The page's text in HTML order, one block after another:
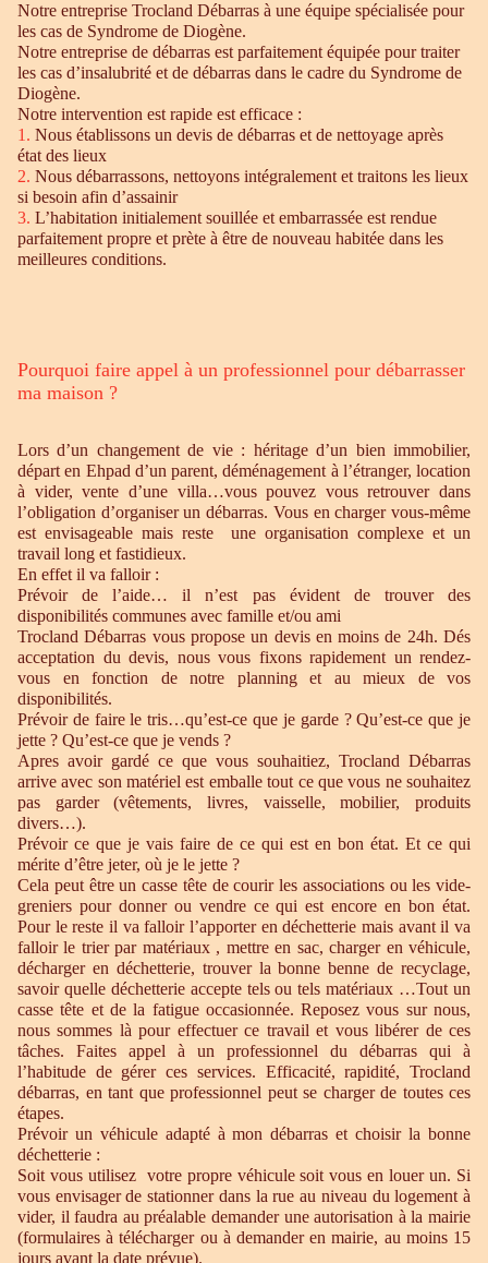
Notre entreprise Trocland Débarras à une équipe spécialisée pour
les cas de Syndrome de Diogène.
Notre entreprise de débarras est parfaitement équipée pour traiter
les cas d’insalubrité et de débarras dans le cadre du Syndrome de
Diogène.
Notre intervention est rapide est efficace :
1. Nous établissons un devis de débarras et de nettoyage après
état des lieux
2. Nous débarrassons, nettoyons intégralement et traitons les lieux
si besoin afin d’assainir
3. L’habitation initialement souillée et embarrassée est rendue
parfaitement propre et prète à être de nouveau habitée dans les
meilleures conditions.
Pourquoi faire appel à un professionnel pour débarrasser
ma maison ?
Lors d’un changement de vie : héritage d’un bien immobilier,
départ en Ehpad d’un parent, déménagement à l’étranger, location
à vider, vente d’une villa…vous pouvez vous retrouver dans
l’obligation d’organiser un débarras. Vous en charger vous-même
est envisageable mais reste une organisation complexe et un
travail long et fastidieux.
En effet il va falloir :
Prévoir de l’aide… il n’est pas évident de trouver des
disponibilités communes avec famille et/ou ami
Trocland Débarras vous propose un devis en moins de 24h. Dés
acceptation du devis, nous vous fixons rapidement un rendez-
vous en fonction de notre planning et au mieux de vos
disponibilités.
Prévoir de faire le tris…qu’est-ce que je garde ? Qu’est-ce que je
jette ? Qu’est-ce que je vends ?
Apres avoir gardé ce que vous souhaitiez, Trocland Débarras
arrive avec son matériel est emballe tout ce que vous ne souhaitez
pas garder (vêtements, livres, vaisselle, mobilier, produits
divers…).
Prévoir ce que je vais faire de ce qui est en bon état. Et ce qui
mérite d’être jeter, où je le jette ?
Cela peut être un casse tête de courir les associations ou les vide-
greniers pour donner ou vendre ce qui est encore en bon état.
Pour le reste il va falloir l’apporter en déchetterie mais avant il va
falloir le trier par matériaux , mettre en sac, charger en véhicule,
décharger en déchetterie, trouver la bonne benne de recyclage,
savoir quelle déchetterie accepte tels ou tels matériaux …Tout un
casse tête et de la fatigue occasionnée. Reposez vous sur nous,
nous sommes là pour effectuer ce travail et vous libérer de ces
tâches. Faites appel à un professionnel du débarras qui à
l’habitude de gérer ces services. Efficacité, rapidité, Trocland
débarras, en tant que professionnel peut se charger de toutes ces
étapes.
Prévoir un véhicule adapté à mon débarras et choisir la bonne
déchetterie :
Soit vous utilisez votre propre véhicule soit vous en louer un. Si
vous envisager de stationner dans la rue au niveau du logement à
vider, il faudra au préalable demander une autorisation à la mairie
(formulaires à télécharger ou à demander en mairie, au moins 15
jours avant la date prévue).